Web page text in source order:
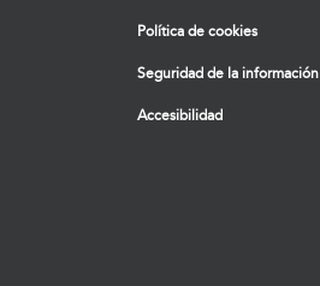
Política de cookies
Seguridad de la información
Accesibilidad